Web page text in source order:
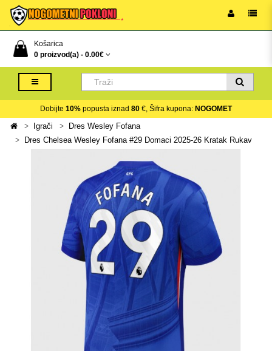
Košarica
0 proizvod(a) - 0.00€
Dobijte 10% popusta iznad 80 €, Šifra kupona: NOGOMET
Igrači
Dres Wesley Fofana
Dres Chelsea Wesley Fofana #29 Domaci 2025-26 Kratak Rukav